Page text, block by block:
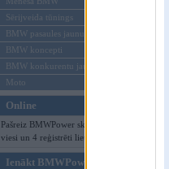
Sērijveida tūnings
BMW pasaules jaunumi
BMW koncepti
BMW konkurentu jaunumi
Moto
Online
Pašreiz BMWPower skatās 109
viesi un 4 reģistrēti lietotāji.
Ienākt BMWPower